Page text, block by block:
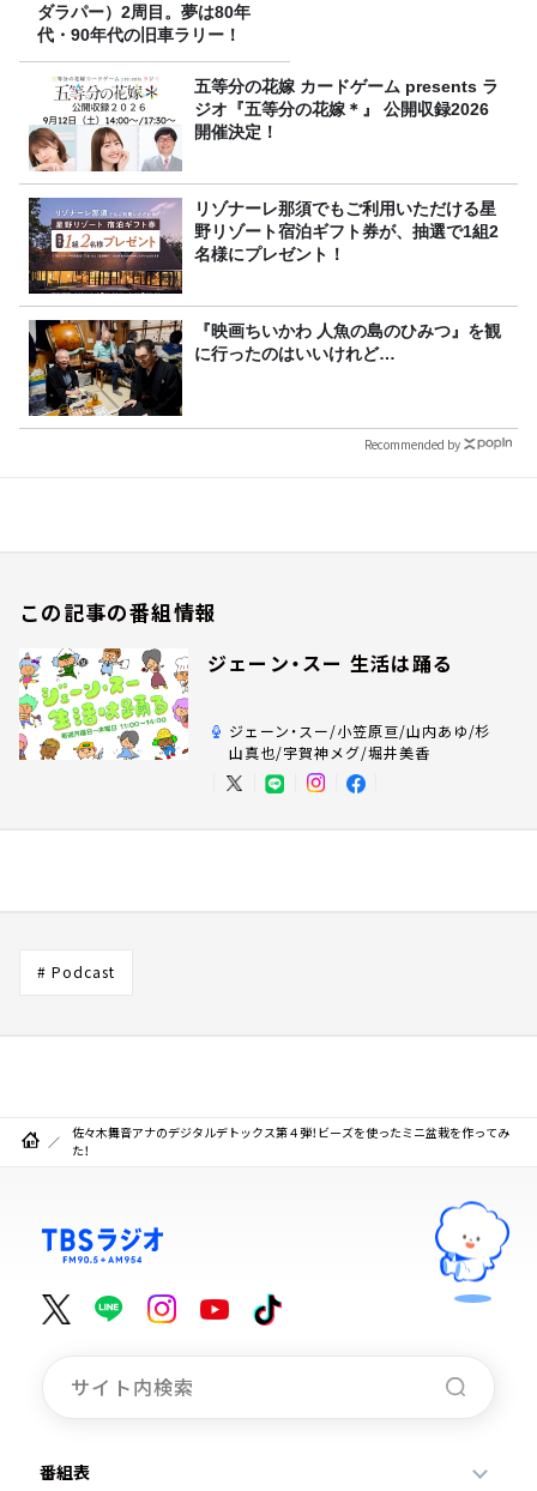
ダラパー）2周目。夢は80年
代・90年代の旧車ラリー！
五等分の花嫁 カードゲーム presents ラ
ジオ『五等分の花嫁＊』 公開収録2026
開催決定！
リゾナーレ那須でもご利用いただける星
野リゾート宿泊ギフト券が、抽選で1組2
名様にプレゼント！
『映画ちいかわ 人魚の島のひみつ』を観
に行ったのはいいけれど…
Recommended by
この記事の番組情報
ジェーン・スー 生活は踊る
ジェーン・スー/小笠原亘/山内あゆ/杉
山真也/宇賀神メグ/堀井美香
# Podcast
佐々木舞音アナのデジタルデトックス第４弾！ビーズを使ったミニ盆栽を作ってみ
た！
番組表